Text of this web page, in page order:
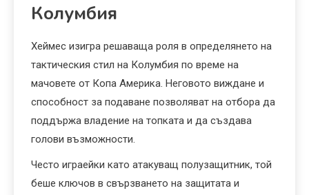
Колумбия
Хеймес изигра решаваща роля в определянето на
тактическия стил на Колумбия по време на
мачовете от Копа Америка. Неговото виждане и
способност за подаване позволяват на отбора да
поддържа владение на топката и да създава
голови възможности.
Често играейки като атакуващ полузащитник, той
беше ключов в свързването на защитата и